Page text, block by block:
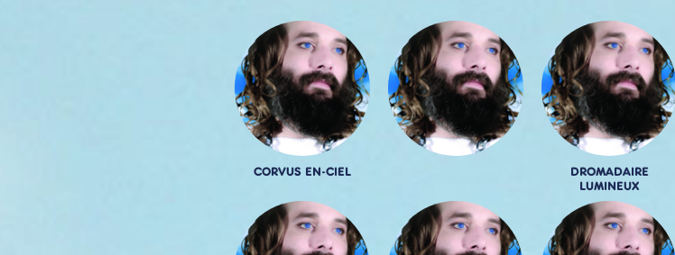
CORVUS EN-CIEL
DROMADAIRE
LUMINEUX